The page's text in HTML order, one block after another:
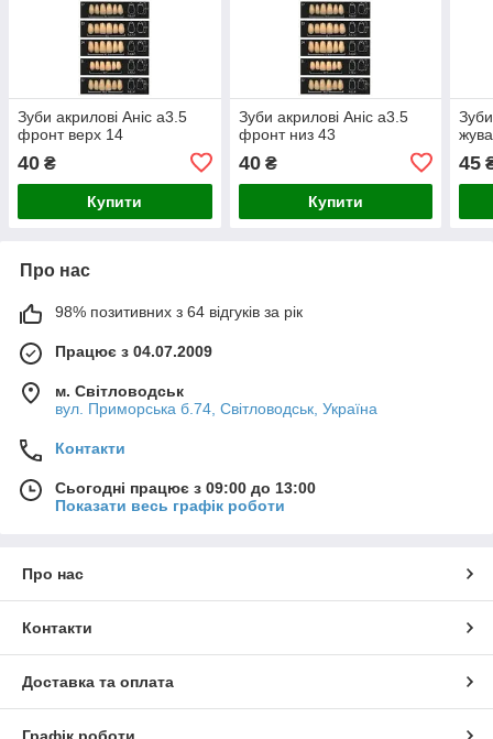
Зуби акрилові Аніс а3.5
фронт верх 14
40 ₴
Купити
Зуби акрилові Аніс а3.5
фронт низ 43
40₴
Купити
45
Про нас
98% позитивних з 64 відгуків за рік
Працює з 04.07.2009
м. Світловодськ
вул. Приморська б.74, Світловодськ, Україна
Контакти
Сьогодні працює з 09:00 до 13:00
Показати весь графік роботи
Про нас
Контакти
Доставка та оплата